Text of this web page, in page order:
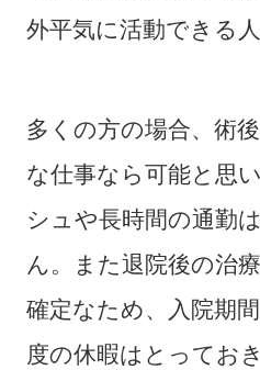
外平気に活動できる
多くの方の場合、術
な仕事なら可能と思
シュや長時間の通勤
ん。また退院後の治
確定なため、入院期
度の休暇はとってお